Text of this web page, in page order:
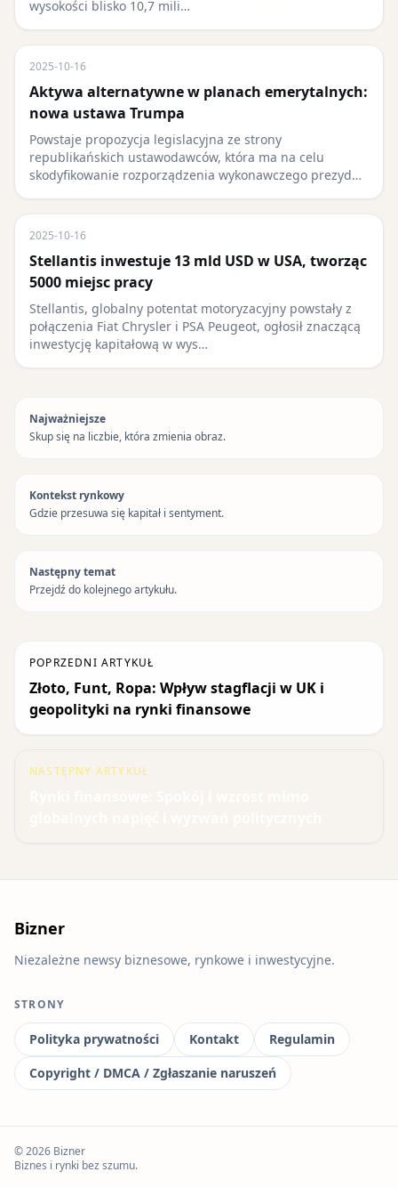
wysokości blisko 10,7 mili…
2025-10-16
Aktywa alternatywne w planach emerytalnych:
nowa ustawa Trumpa
Powstaje propozycja legislacyjna ze strony
republikańskich ustawodawców, która ma na celu
skodyfikowanie rozporządzenia wykonawczego prezyd…
2025-10-16
Stellantis inwestuje 13 mld USD w USA, tworząc
5000 miejsc pracy
Stellantis, globalny potentat motoryzacyjny powstały z
połączenia Fiat Chrysler i PSA Peugeot, ogłosił znaczącą
inwestycję kapitałową w wys…
Najważniejsze
Skup się na liczbie, która zmienia obraz.
Kontekst rynkowy
Gdzie przesuwa się kapitał i sentyment.
Następny temat
Przejdź do kolejnego artykułu.
POPRZEDNI ARTYKUŁ
Złoto, Funt, Ropa: Wpływ stagflacji w UK i
geopolityki na rynki finansowe
NASTĘPNY ARTYKUŁ
Bizner
Niezależne newsy biznesowe, rynkowe i inwestycyjne.
STRONY
Polityka prywatności Kontakt
Regulamin
Copyright / DMCA / Zgłaszanie naruszeń
© 2026 Bizner
Biznes i rynki bez szumu.